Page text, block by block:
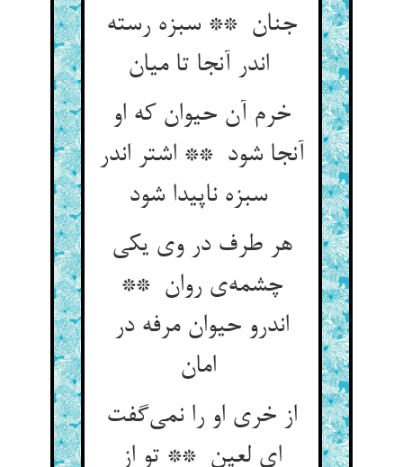
جنان ** سبزه رسته
اندر آنجا تا میان
خرم آن حیوان که او
آنجا شود ** اشتر اندر
سبزه ناپیدا شود
هر طرف در وی یکی
چشمه‌ی روان **
اندرو حیوان مرفه در
از خری او را نمی‌گفت
ای لعین ** تو از